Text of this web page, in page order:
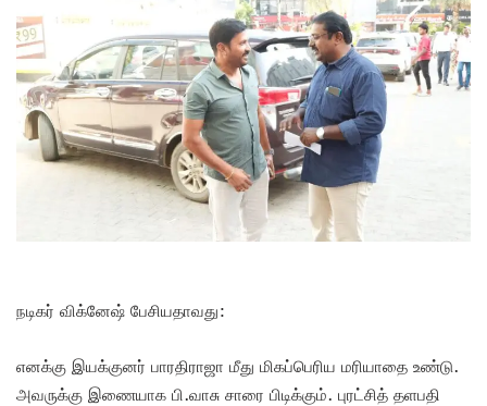
நடிகர் விக்னேஷ் பேசியதாவது:
எனக்கு இயக்குனர் பாரதிராஜா மீது மிகப்பெரிய மரியாதை உண்டு.
அவருக்கு இணையாக பி.வாசு சாரை பிடிக்கும். புரட்சித் தளபதி